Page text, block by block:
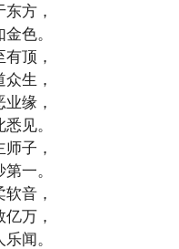
方，
色。
顶，
生，
缘，
见。
子，
一。
音，
万，
闻。